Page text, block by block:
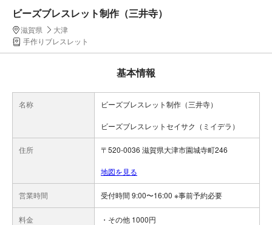
ビーズブレスレット制作（三井寺）
滋賀県
大津
手作りブレスレット
基本情報
名称 ビーズブレスレット制作（三井寺）
ビーズブレスレットセイサク（ミイデラ）
住所 〒520-0036 滋賀県大津市園城寺町246
地図を見る
営業時間 受付時間 9:00〜16:00 ※事前予約必要
料金 ・その他 1000円